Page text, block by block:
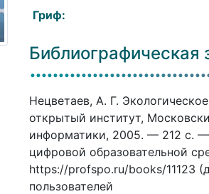
Гриф:
Библиографическая
Нецветаев, А. Г.
открытый институт,
информатики, 2005. — 212 c.
цифровой образовательной
https://profspo.ru/books/11123
пользователей